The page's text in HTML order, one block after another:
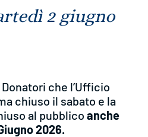
2 giugno
che l’Ufficio
chiuso il sabato e la
al pubblico anche
2026.